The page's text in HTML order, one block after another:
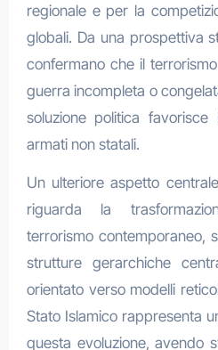
regionale e per la
globali. Da una prospettiva
confermano che il
guerra incompleta o
soluzione politica
armati non statali.
Un ulteriore aspetto
riguarda la
terrorismo contemporaneo,
strutture gerarchiche
orientato verso modelli
Stato Islamico rappresenta
questa evoluzione, avendo